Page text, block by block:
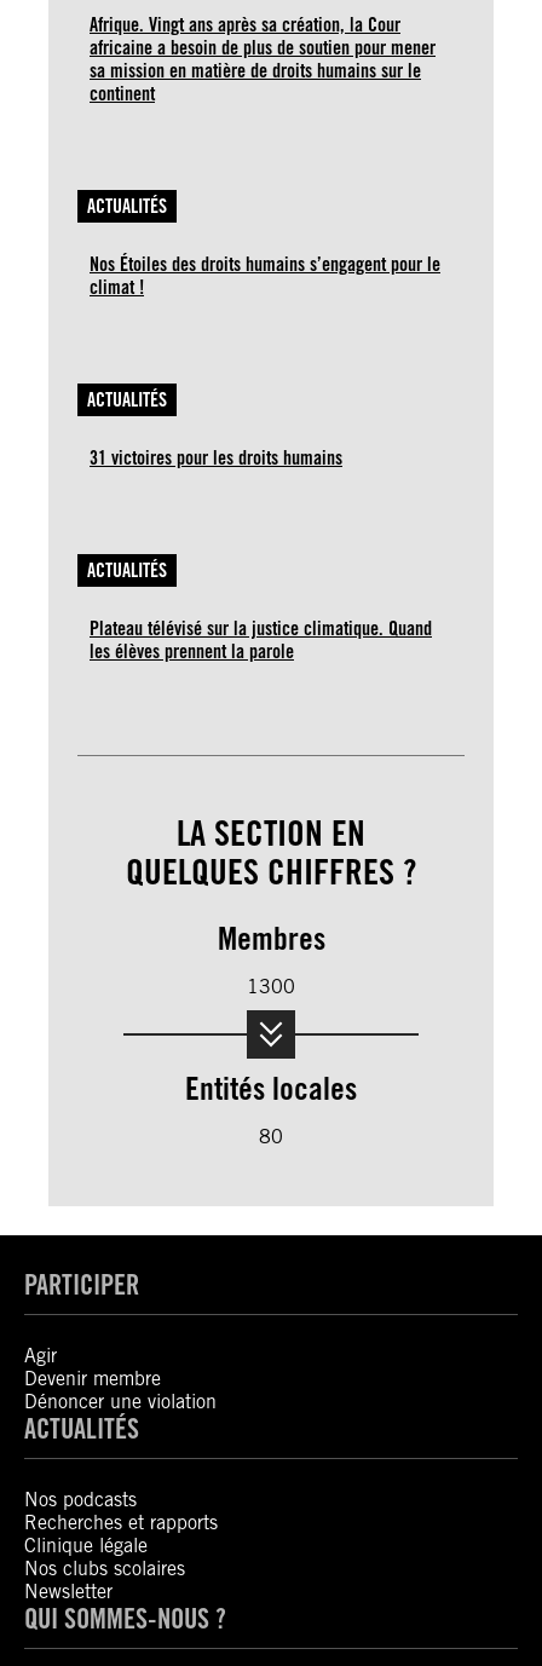
Afrique. Vingt ans après sa création, la Cour
africaine a besoin de plus de soutien pour mener
sa mission en matière de droits humains sur le
continent
ACTUALITÉS
Nos Étoiles des droits humains s’engagent pour le
climat !
ACTUALITÉS
31 victoires pour les droits humains
ACTUALITÉS
Plateau télévisé sur la justice climatique. Quand
les élèves prennent la parole
LA SECTION EN
QUELQUES CHIFFRES ?
Membres
1300
Entités locales
80
PARTICIPER
Agir
Devenir membre
Dénoncer une violation
ACTUALITÉS
Nos podcasts
Recherches et rapports
Clinique légale
Nos clubs scolaires
Newsletter
QUI SOMMES-NOUS ?